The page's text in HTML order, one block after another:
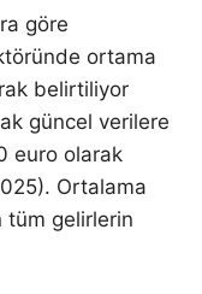
göre
ortama
belirtiliyor
güncel verilere
euro olarak
Ortalama
tüm gelirlerin